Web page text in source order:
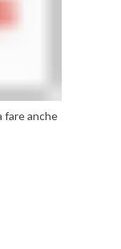
fare anche